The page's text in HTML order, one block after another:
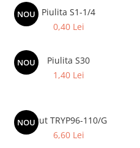
Fotbal
Inot
Muzica / Dans
Sah
Ski
NOU
Piulita S1-1/4
0,40 Lei
NOU
Piulita S30
1,40 Lei
NOUScut TRYP96-110/G
6,60 Lei